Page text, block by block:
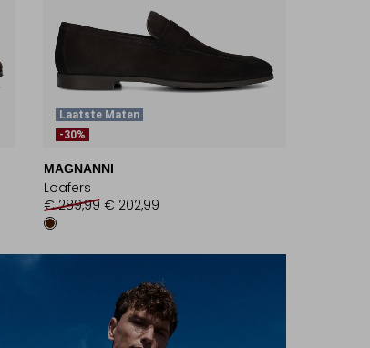
Laatste Maten
-30%
MAGNANNI
Loafers
€ 289,99 € 202,99